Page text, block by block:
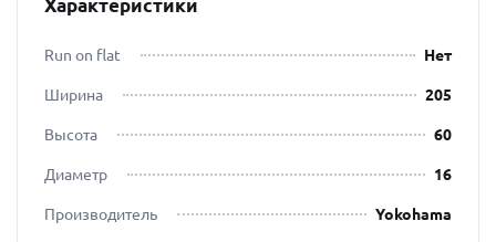
Run on flat
Нет
Ширина
205
Высота
60
Диаметр
16
Производитель
Yokohama